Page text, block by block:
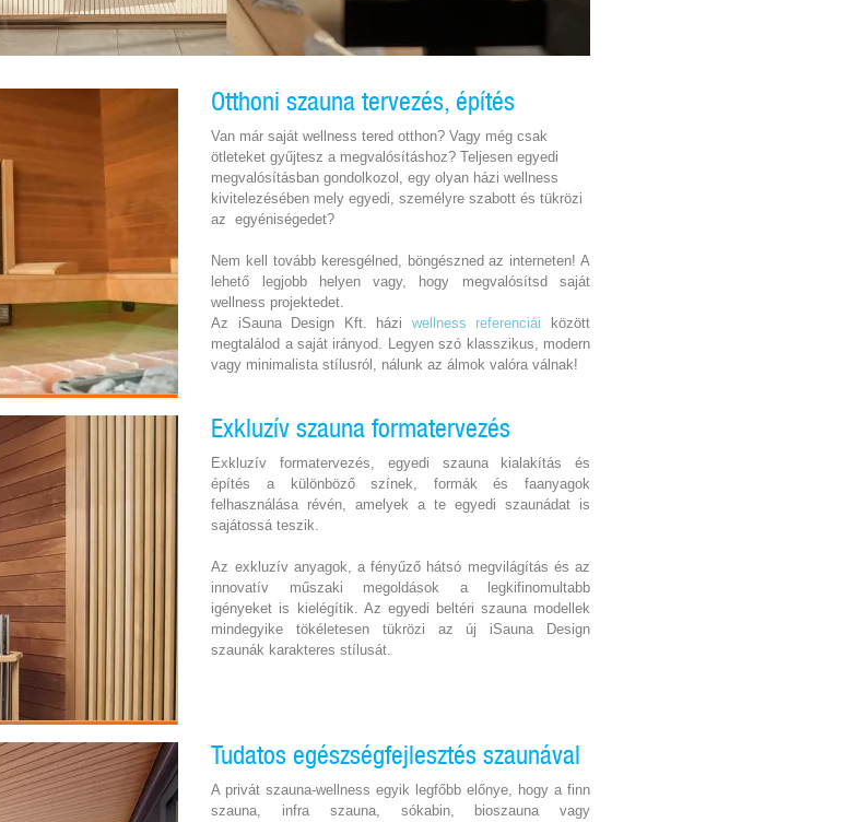
Otthoni szauna tervezés, építés
Van már saját wellness tered otthon? Vagy még csak
ötleteket gyűjtesz a megvalósításhoz? Teljesen egyedi
megvalósításban gondolkozol, egy olyan házi wellness
kivitelezésében mely egyedi, személyre szabott és tükrözi
az egyéniségedet?
Nem kell tovább keresgélned, böngészned az interneten! A
lehető legjobb helyen vagy, hogy megvalósítsd saját
wellness projektedet.
Az iSauna Design Kft. házi wellness referenciái között
megtalálod a saját irányod. Legyen szó klasszikus, modern
vagy minimalista stílusról, nálunk az álmok valóra válnak!
Exkluzív szauna formatervezés
Exkluzív formatervezés, egyedi szauna kialakítás és
építés a különböző színek, formák és faanyagok
felhasználása révén, amelyek a te egyedi szaunádat is
sajátossá teszik.
Az exkluzív anyagok, a fényűző hátsó megvilágítás és az
innovatív műszaki megoldások a legkifinomultabb
igényeket is kielégítik. Az egyedi beltéri szauna modellek
mindegyike tökéletesen tükrözi az új iSauna Design
szaunák karakteres stílusát.
Tudatos egészségfejlesztés szaunával
A privát szauna-wellness egyik legfőbb előnye, hogy a finn
szauna, infra szauna, sókabin, bioszauna vagy